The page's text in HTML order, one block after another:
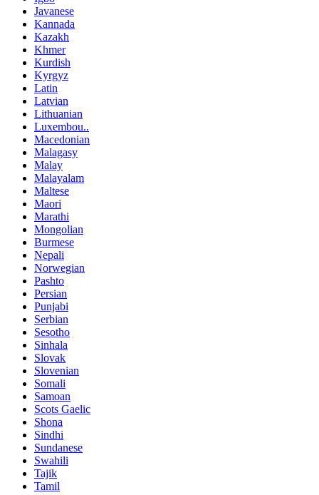
Javanese
Kannada
Kazakh
Khmer
Kurdish
Kyrgyz
Latin
Latvian
Lithuanian
Luxembou..
Macedonian
Malagasy
Malay
Malayalam
Maltese
Maori
Marathi
Mongolian
Burmese
Nepali
Norwegian
Pashto
Persian
Punjabi
Serbian
Sesotho
Sinhala
Slovak
Slovenian
Somali
Samoan
Scots Gaelic
Shona
Sindhi
Sundanese
Swahili
Tajik
Tamil